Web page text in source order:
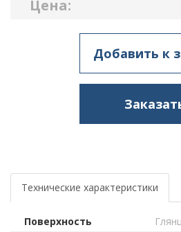
Цена:
Добавить к
Технические характеристики
Поверхность